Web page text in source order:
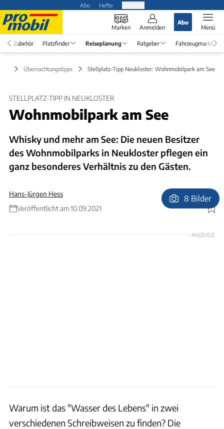
Abo Hefte
Marken Anmelden
Abo
Menü
Zubehör Platzfinder Reiseplanung Ratgeber Fahrzeugmarkt
Übernachtungstipps Stellplatz-Tipp Neukloster: Wohnmobilpark am See
STELLPLATZ-TIPP IN NEUKLOSTER
Wohnmobilpark am See
Whisky und mehr am See: Die neuen Besitzer
des Wohnmobilparks in Neukloster pflegen ein
ganz besonderes Verhältnis zu den Gästen.
Hans-Jürgen Hess
Veröffentlicht am 10.09.2021
Foto: H.-J. Hess
8 Bilder
ANZEIGE
Warum ist das "Wasser des Lebens" in zwei
verschiedenen Schreibweisen zu finden? Die